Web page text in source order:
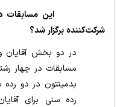
این مسابقات در چه
شرکت‌کننده برگزار شد؟
بدمینتون در دو رده
رده سنی برای